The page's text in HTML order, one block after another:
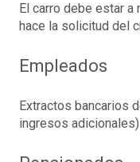
El carro debe estar a
hace la solicitud del
Empleados
Extractos bancarios
ingresos adicionales).